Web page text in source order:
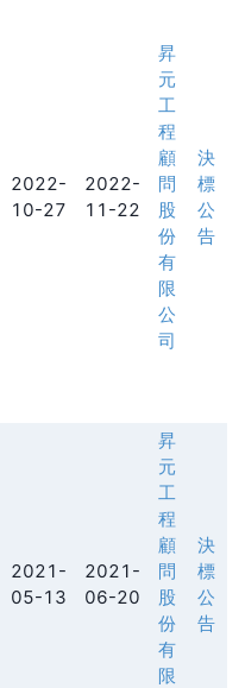
2022-
10-27
2022-
11-22
昇
元
工
程
顧
問
股
份
有
限
公
司
決
標
公
告
2021-
05-13
2021-
06-20
昇
元
工
程
顧
問
股
份
有
限
決
標
公
告